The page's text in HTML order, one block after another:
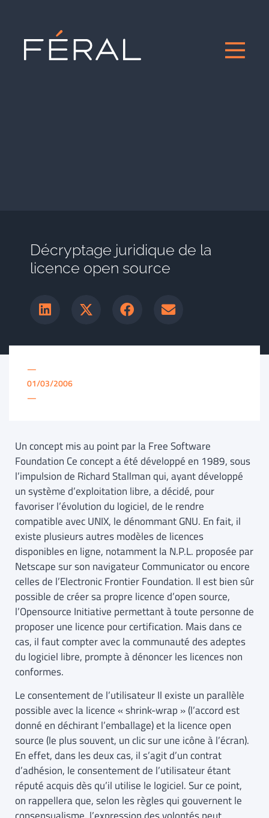
Décryptage juridique de la
licence open source
—
01/03/2006
—
Un concept mis au point par la Free Software
Foundation Ce concept a été développé en 1989, sous
l’impulsion de Richard Stallman qui, ayant développé
un système d’exploitation libre, a décidé, pour
favoriser l’évolution du logiciel, de le rendre
compatible avec UNIX, le dénommant GNU. En fait, il
existe plusieurs autres modèles de licences
disponibles en ligne, notamment la N.P.L. proposée par
Netscape sur son navigateur Communicator ou encore
celles de l’Electronic Frontier Foundation. Il est bien sûr
possible de créer sa propre licence d’open source,
l’Opensource Initiative permettant à toute personne de
proposer une licence pour certification. Mais dans ce
cas, il faut compter avec la communauté des adeptes
du logiciel libre, prompte à dénoncer les licences non
conformes.
Le consentement de l’utilisateur Il existe un parallèle
possible avec la licence « shrink-wrap » (l’accord est
donné en déchirant l’emballage) et la licence open
source (le plus souvent, un clic sur une icône à l’écran).
En effet, dans les deux cas, il s’agit d’un contrat
d’adhésion, le consentement de l’utilisateur étant
réputé acquis dès qu’il utilise le logiciel. Sur ce point,
on rappellera que, selon les règles qui gouvernent le